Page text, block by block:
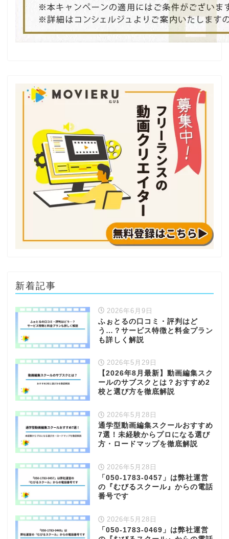
新着記事
2026年6月9日
ふぉとるの口コミ・評判はど
う…？サービス特徴と料金プラン
も詳しく解説
2026年5月29日
【2026年8月最新】動画編集スク
ールのサブスクとは？おすすめ2
校と選び方を徹底解説
2026年5月28日
通学型動画編集スクールおすすめ
7選！未経験からプロになる選び
方・ロードマップを徹底解説
2026年5月28日
「050-1783-0457」は弊社運営
の『むびるスクール』からの電話
番号です
2026年5月28日
「050-1783-0469」は弊社運営